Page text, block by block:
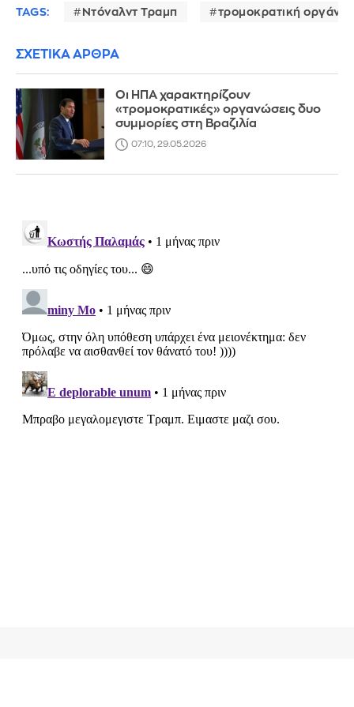
TAGS: Ντόναλντ Τραμπ τρομοκρατική
ΣΧΕΤΙΚΑ ΑΡΘΡΑ
Οι ΗΠΑ χαρακτηρίζουν
«τρομοκρατικές» οργανώσεις δυο
συμμορίες στη Βραζιλία
07:10, 29.05.2026